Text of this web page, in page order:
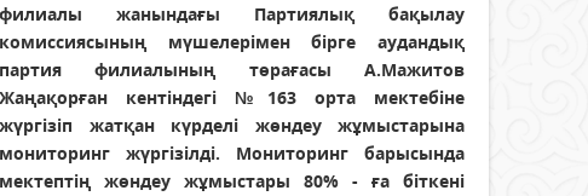
филиалы жанындағы Партиялық бақылау
комиссиясының мүшелерімен бірге аудандық
партия филиалының төрағасы А.Мажитов
Жаңақорған кентіндегі №163 орта мектебіне
жүргізіп жатқан күрделі жөндеу жұмыстарына
мониторинг жүргізілді. Мониторинг барысында
мектептің жөндеу жұмыстары 80% - ға біткені